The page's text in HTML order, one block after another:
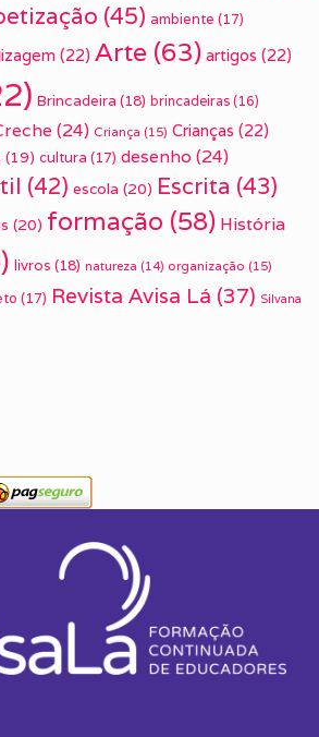
(45) ambiente (17)
(22) Arte (63) artigos (22)
Brincadeira (18) brincadeiras (16)
(24) Criança (15) Crianças (22)
(19) cultura (17) desenho (24)
(42) escola (20) Escrita (43)
(20) formação (58) História
livros (18) natureza (14) organização (15)
(17) Revista Avisa Lá (37) Silvana